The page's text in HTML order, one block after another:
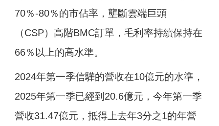
70％-80％的市佔率，壟斷雲端巨頭
（CSP）高階BMC訂單，毛利率持續保持在
66％以上的高水準。
2024年第一季信驊的營收在10億元的水準，
2025年第一季已經到20.6億元，今年第一季
營收31.47億元，抵得上去年3分之1的年營